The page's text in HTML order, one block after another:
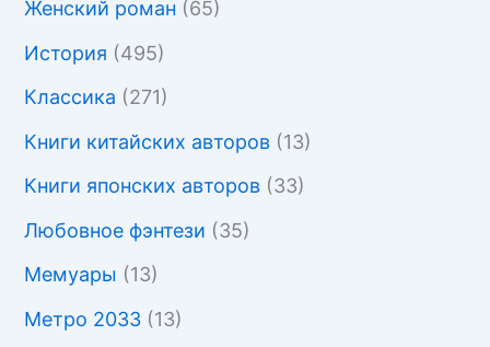
Женский роман (65)
История (495)
Классика (271)
Книги китайских авторов (13)
Книги японских авторов (33)
Любовное фэнтези (35)
Мемуары (13)
Метро 2033 (13)